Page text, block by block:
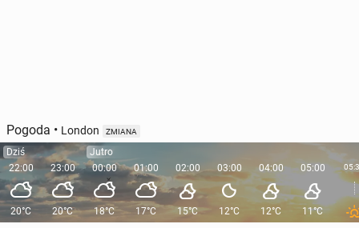
Pogoda • London ZMIANA
Dziś
22:00
20°C
23:00
20°C
Jutro
00:00
18°C
01:00
17°C
02:00
15°C
03:00
12°C
04:00
12°C
05:00
11°C